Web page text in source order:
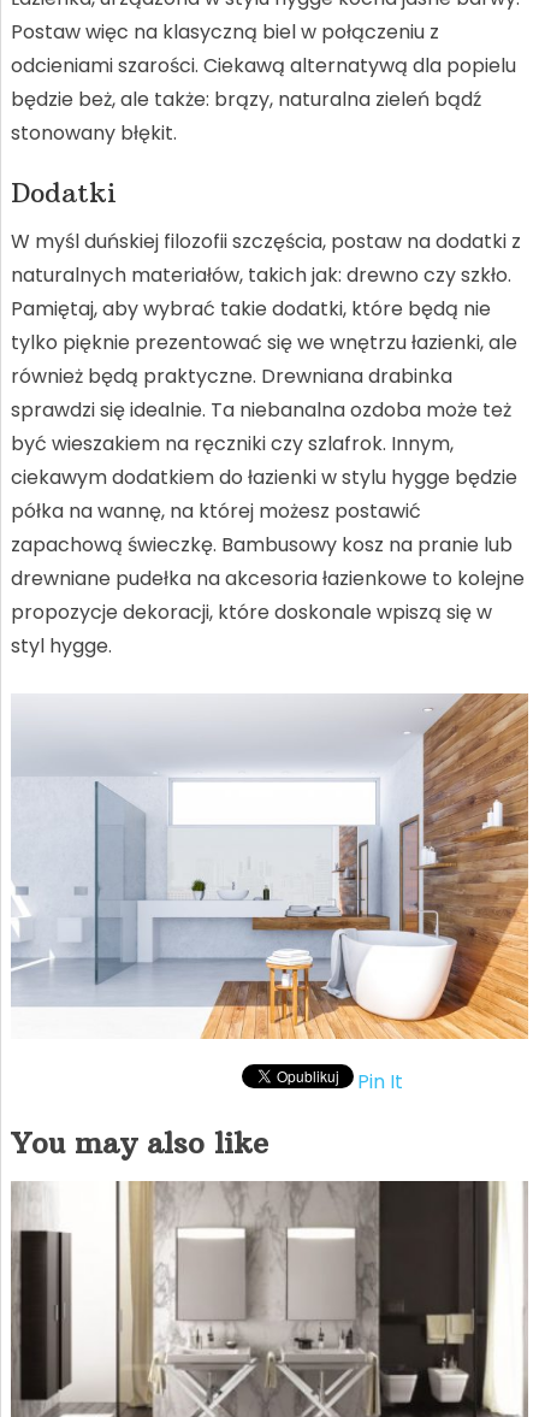
Postaw więc na klasyczną biel w połączeniu z
odcieniami szarości. Ciekawą alternatywą dla popielu
będzie beż, ale także: brązy, naturalna zieleń bądź
stonowany błękit.
Dodatki
W myśl duńskiej filozofii szczęścia, postaw na dodatki z
naturalnych materiałów, takich jak: drewno czy szkło.
Pamiętaj, aby wybrać takie dodatki, które będą nie
tylko pięknie prezentować się we wnętrzu łazienki, ale
również będą praktyczne. Drewniana drabinka
sprawdzi się idealnie. Ta niebanalna ozdoba może też
być wieszakiem na ręczniki czy szlafrok. Innym,
ciekawym dodatkiem do łazienki w stylu hygge będzie
półka na wannę, na której możesz postawić
zapachową świeczkę. Bambusowy kosz na pranie lub
drewniane pudełka na akcesoria łazienkowe to kolejne
propozycje dekoracji, które doskonale wpiszą się w
styl hygge.
Pin It
You may also like